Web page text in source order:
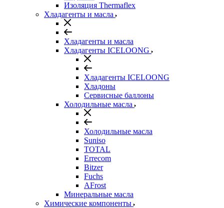
Изоляция Thermaflex
Хладагенты и масла
Хладагенты и масла
Хладагенты ICELOONG
Хладагенты ICELOONG
Хладоны
Сервисные баллоны
Холодильные масла
Холодильные масла
Suniso
TOTAL
Errecom
Bitzer
Fuchs
AFrost
Минеральные масла
Химические компоненты